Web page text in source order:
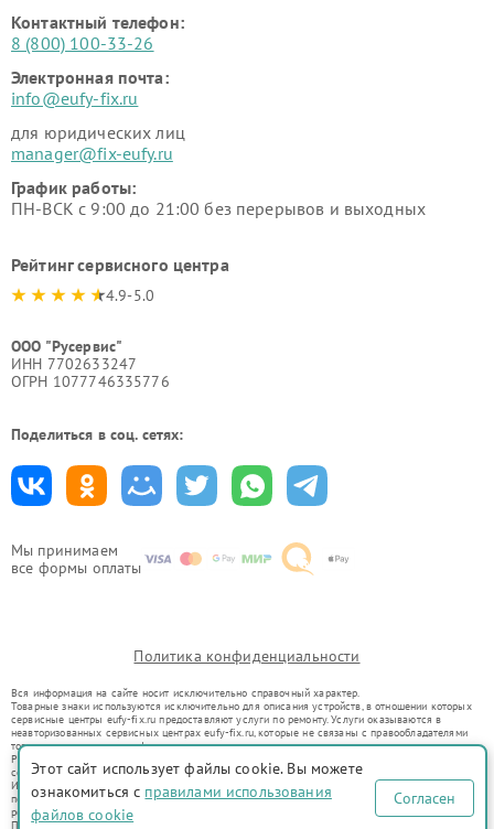
Мы принимаем
все формы оплаты
Контактный телефон:
8 (800) 100-33-26
Электронная почта:
info@eufy-fix.ru
для юридических лиц
manager@fix-eufy.ru
График работы:
ПН-ВСК с 9:00 до 21:00 без перерывов и выходных
Рейтинг сервисного центра
4.9-5.0
ООО "Русервис"
ИНН 7702633247
ОГРН 1077746335776
Поделиться в соц. сетях:
Политика конфиденциальности
Вся информация на сайте носит исключительно справочный характер.
Товарные знаки используются исключительно для описания устройств, в отношении которых
сервисные центры eufy-fix.ru предоставляют услуги по ремонту. Услуги оказываются в
неавторизованных сервисных центрах eufy-fix.ru, которые не связаны с правообладателями
товарных знаков или их официальными представителями.
Ремонт осуществляется для устройств, уже введенных в гражданский оборот в соответствии
со статьей 1487 ГК РФ.
Использование товарных знаков не преследует цели индивидуализации услуг или введения
потребителей в заблуждение, а служит для информирования о предоставляемых услугах по
ремонту техники указанных брендов.
Представленная на сайте информация не является публичной офертой, определяемой
Этот сайт использует файлы cookie. Вы можете
ознакомиться с правилами использования
файлов cookie
Согласен